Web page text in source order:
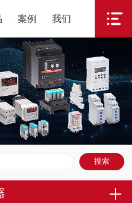
案例 我们